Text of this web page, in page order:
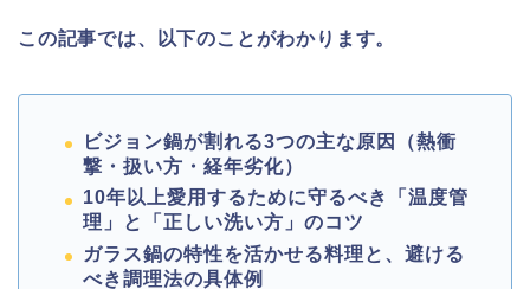
この記事では、以下のことがわかります。
ビジョン鍋が割れる3つの主な原因（熱衝
撃・扱い方・経年劣化）
10年以上愛用するために守るべき「温度管
理」と「正しい洗い方」のコツ
ガラス鍋の特性を活かせる料理と、避ける
べき調理法の具体例